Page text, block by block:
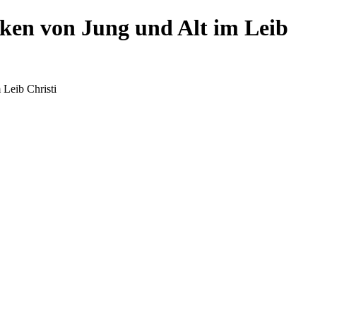
von Jung und Alt im Leib
Leib Christi